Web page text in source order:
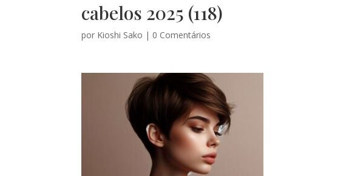
cabelos 2025 (118)
por Kioshi Sako | 0 Comentários